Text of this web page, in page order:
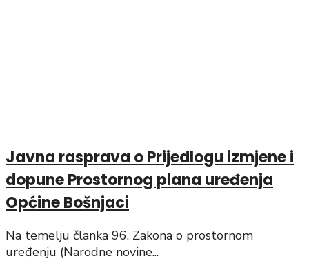
Javna rasprava o Prijedlogu izmjene i
dopune Prostornog plana uređenja
Općine Bošnjaci
Na temelju članka 96. Zakona o prostornom
uređenju (Narodne novine...